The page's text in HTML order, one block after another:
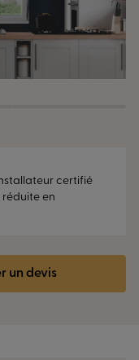
certifié
réduite en
un devis